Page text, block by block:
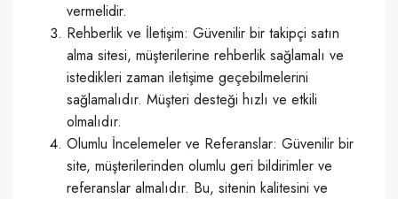
vermelidir.
Rehberlik ve İletişim: Güvenilir bir takipçi satın
alma sitesi, müşterilerine rehberlik sağlamalı ve
istedikleri zaman iletişime geçebilmelerini
sağlamalıdır. Müşteri desteği hızlı ve etkili
olmalıdır.
Olumlu İncelemeler ve Referanslar: Güvenilir bir
site, müşterilerinden olumlu geri bildirimler ve
referanslar almalıdır. Bu, sitenin kalitesini ve